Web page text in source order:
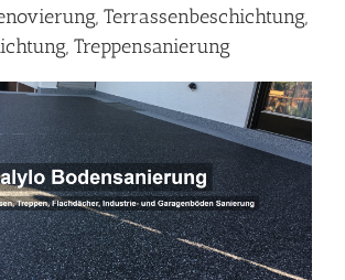
Terrassenbeschichtung,
Treppensanierung